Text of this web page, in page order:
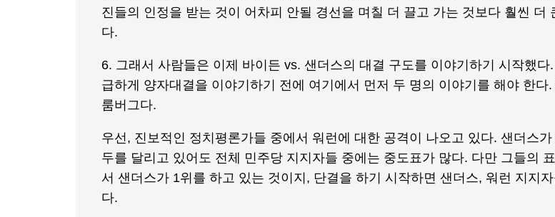
진들의 인정을 받는 것이 어차피 안될 경선을 며칠 더 끌고 가는 것보다 훨씬 더
다.
6. 그래서 사람들은 이제 바이든 vs. 샌더스의 대결 구도를 이야기하기 시작했다
급하게 양자대결을 이야기하기 전에 여기에서 먼저 두 명의 이야기를 해야 한다
룸버그다.
우선, 진보적인 정치평론가들 중에서 워런에 대한 공격이 나오고 있다. 샌더스가
두를 달리고 있어도 전체 민주당 지지자들 중에는 중도표가 많다. 다만 그들의
서 샌더스가 1위를 하고 있는 것이지, 단결을 하기 시작하면 샌더스, 워런 지지
다.